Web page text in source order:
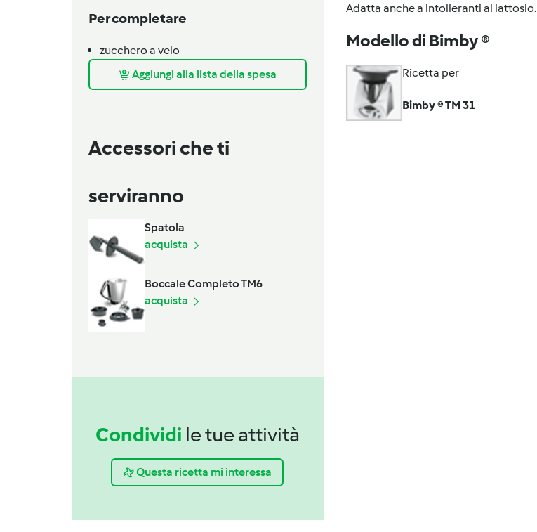
Per completare
zucchero a velo
Aggiungi alla lista della spesa
Accessori che ti
serviranno
Spatola
acquista
Boccale Completo TM6
acquista
Condividi le tue attività
Questa ricetta mi interessa
Adatta anche a intolleranti al lattosio.
Modello di Bimby ®
Ricetta per
Bimby ® TM 31